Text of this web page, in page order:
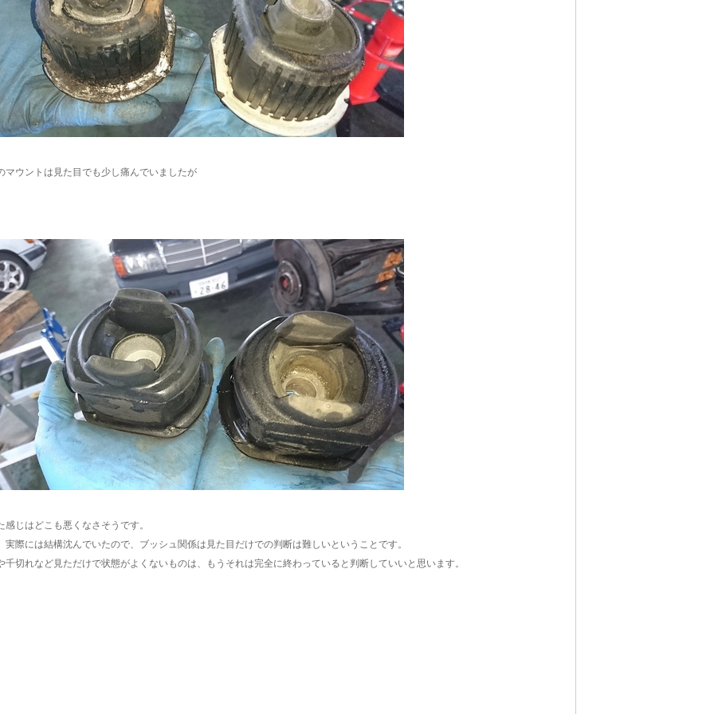
マウントは見た目でも少し痛んでいましたが
感じはどこも悪くなさそうです。
実際には結構沈んでいたので、ブッシュ関係は見た目だけでの判断は難しいということです。
千切れなど見ただけで状態がよくないものは、もうそれは完全に終わっていると判断していいと思います。